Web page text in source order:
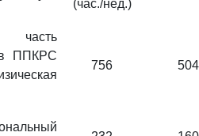
(час./нед.)
часть
ППКРС
756 504